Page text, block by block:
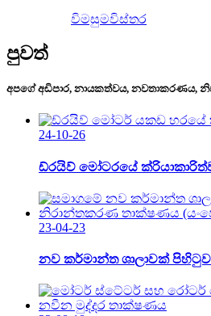
විමසුමවිස්තර
පුවත්
අපගේ අඩිපාර, නායකත්වය, නවතාකරණය,
24-10-26
ඩ්රයිව් මෝටරයේ
23-04-23
නව කර්මාන්ත ශාලාවක්